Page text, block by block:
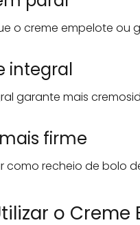
o creme empelote ou
integral
garante mais
firme
como recheio de bolo
o Creme